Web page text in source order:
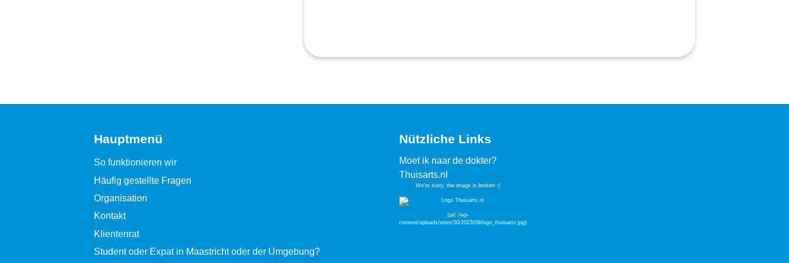
Hauptmenü
So funktionieren wir
Häufig gestellte Fragen
Organisation
Kontakt
Klientenrat
Student oder Expat in Maastricht oder der Umgebung?
Nützliche Links
Moet ik naar de dokter?
Thuisarts.nl